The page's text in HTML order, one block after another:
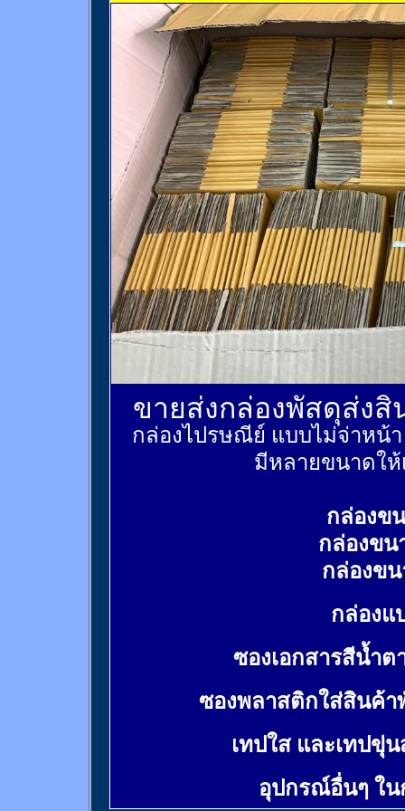
ขายส่งกล่องพัสดุส่ง
กล่องไปรษณีย์ แบบไม่จ่าหน้
มีหลายขนาดให้
กล่องข
กล่องขน
กล่องข
กล่องแ
ซองเอกสารสีน้ำต
ซองพลาสติกใส่สินค้า
เทปใส และเทปขุ่
อุปกรณ์อื่นๆ ใ